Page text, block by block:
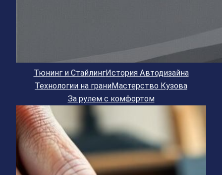
Тюнинг и СтайлингИстория Автодизайна
Технологии на граниМастерство Кузова
За рулем с комфортом